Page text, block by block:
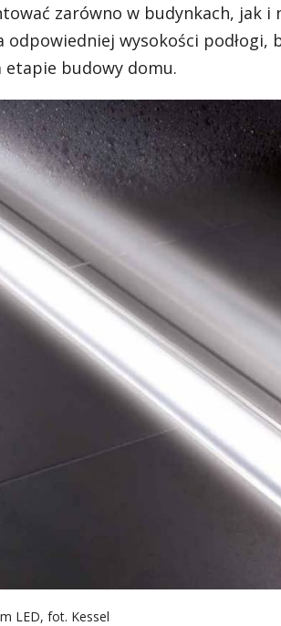
zarówno w budynkach, jak i
odpowiedniej wysokości podłogi,
budowy domu.
LED, fot. Kessel